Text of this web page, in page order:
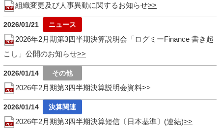
組織変更及び人事異動に関するお知らせ
2026/01/21
2026年2月期第3四半期決算説明会「ログミーFinance 書き起
こし」公開のお知らせ
2026/01/14
2026年2月期第3四半期決算説明会資料
2026/01/14
2026年2月期第3四半期決算短信〔日本基準〕(連結)